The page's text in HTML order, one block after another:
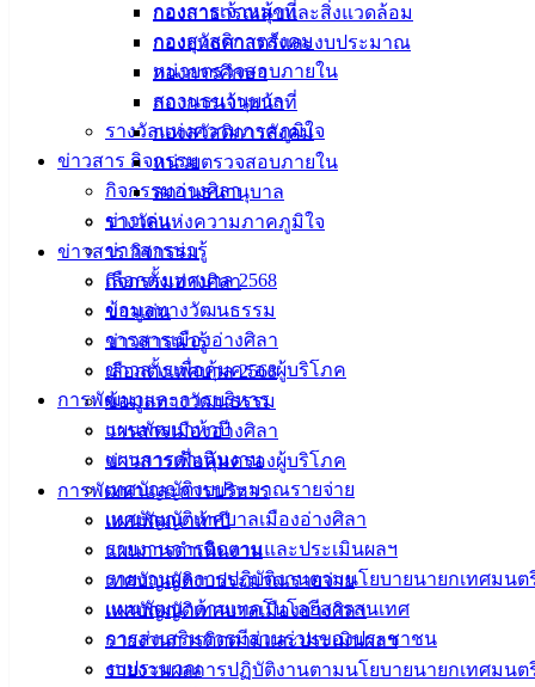
กองการเจ้าหน้าที่
กองสวัสดิการสังคม
หน่วยตรวจสอบภายใน
สถานธนานุบาล
รางวัลแห่งความภาคภูมิใจ
ข่าวสาร กิจกรรม
กิจกรรมอ่างศิลา
ข่าวเด่น
ข่าวสารน่ารู้
เลือกตั้งเทศบาล 2568
ข้อมูลทางวัฒนธรรม
วารสารเมืองอ่างศิลา
ข่าวสารเพื่อคุ้มครองผู้บริโภค
การพัฒนาและการบริหาร
แผนพัฒนาห้าปี
แผนการดำเนินงาน
เทศบัญญัติงบประมาณรายจ่าย
เทศบัญญัติเทศบาลเมืองอ่างศิลา
รายงานการติดตามและประเมินผลฯ
รายงานผลการปฏิบัติงานตามนโยบายนายกเทศมนต
แผนพัฒนาด้านเทคโนโลยีสารสนเทศ
การส่งเสริมการมีส่วนร่วมของประชาชน
งบประมาณ
กองสาธารณสุขและสิ่งแวดล้อม
กองยุทธศาสตร์และงบประมาณ
กองการศึกษา
กองการเจ้าหน้าที่
กองสวัสดิการสังคม
หน่วยตรวจสอบภายใน
สถานธนานุบาล
รางวัลแห่งความภาคภูมิใจ
ข่าวสาร กิจกรรม
กิจกรรมอ่างศิลา
ข่าวเด่น
ข่าวสารน่ารู้
เลือกตั้งเทศบาล 2568
ข้อมูลทางวัฒนธรรม
วารสารเมืองอ่างศิลา
ข่าวสารเพื่อคุ้มครองผู้บริโภค
การพัฒนาและการบริหาร
แผนพัฒนาห้าปี
แผนการดำเนินงาน
เทศบัญญัติงบประมาณรายจ่าย
เทศบัญญัติเทศบาลเมืองอ่างศิลา
รายงานการติดตามและประเมินผลฯ
รายงานผลการปฏิบัติงานตามนโยบายนายกเทศมนต